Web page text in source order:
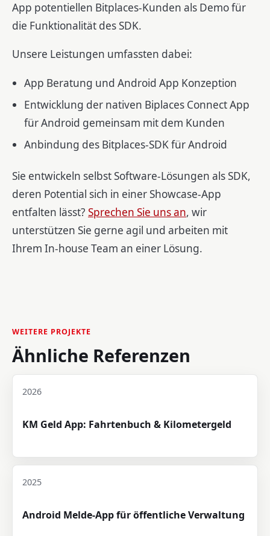
App potentiellen Bitplaces-Kunden als Demo für
die Funktionalität des SDK.
Unsere Leistungen umfassten dabei:
App Beratung und Android App Konzeption
Entwicklung der nativen Biplaces Connect App
für Android gemeinsam mit dem Kunden
Anbindung des Bitplaces-SDK für Android
Sie entwickeln selbst Software-Lösungen als SDK,
deren Potential sich in einer Showcase-App
entfalten lässt? Sprechen Sie uns an, wir
unterstützen Sie gerne agil und arbeiten mit
Ihrem In-house Team an einer Lösung.
WEITERE PROJEKTE
Ähnliche Referenzen
2026
KM Geld App: Fahrtenbuch & Kilometergeld
2025
Android Melde-App für öffentliche Verwaltung